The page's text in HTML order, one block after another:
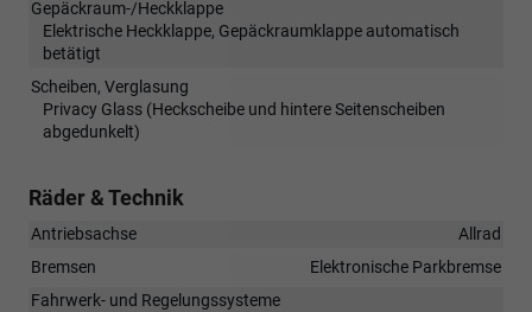
Gepäckraum-/Heckklappe
Elektrische Heckklappe, Gepäckraumklappe automatisch
betätigt
Scheiben, Verglasung
Privacy Glass (Heckscheibe und hintere Seitenscheiben
abgedunkelt)
Räder & Technik
Antriebsachse
Allrad
Bremsen
Elektronische Parkbremse
Fahrwerk- und Regelungssysteme